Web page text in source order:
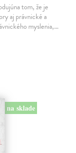
tom, že je
aj právnické a
myslenia,…
na sklade